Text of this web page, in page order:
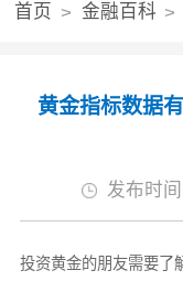
首页 金融百科
黄金指标数据
发布时
投资黄金的朋友需要了